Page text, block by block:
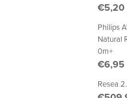
€5,20
Philips
Natural
0m+
€6,95
Resea